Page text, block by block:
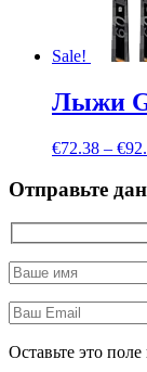
Sale!
Лыжи
€72.38 – €
Отправьте
Оставьте это